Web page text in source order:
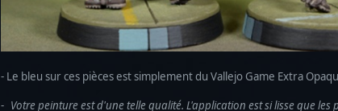
- Le bleu sur ces pièces est simplement du Vallejo Game Extra
- Votre peinture est d'une telle qualité. L'application est si lisse que